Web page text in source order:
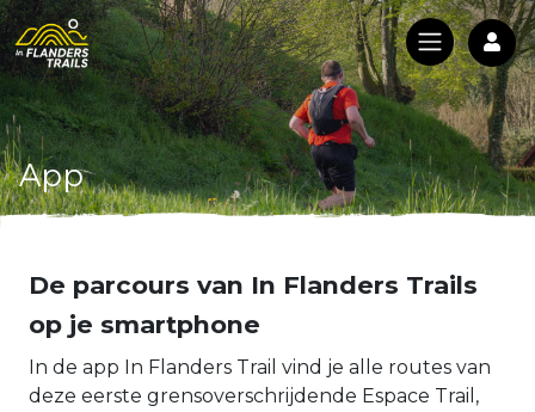
App
De parcours van In Flanders Trails
op je smartphone
In de app In Flanders Trail vind je alle routes van
deze eerste grensoverschrijdende Espace Trail,